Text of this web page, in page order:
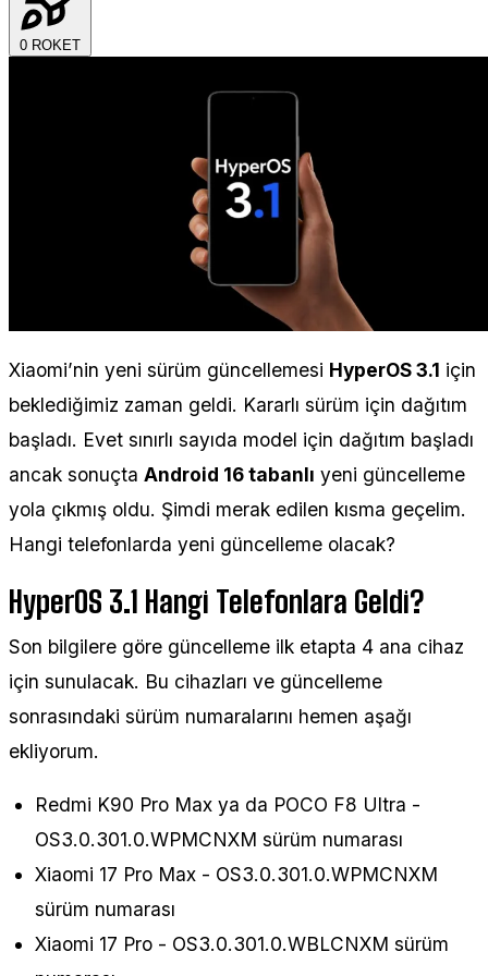
0 ROKET
Xiaomi’nin yeni sürüm güncellemesi HyperOS 3.1 için
beklediğimiz zaman geldi. Kararlı sürüm için dağıtım
başladı. Evet sınırlı sayıda model için dağıtım başladı
ancak sonuçta Android 16 tabanlı yeni güncelleme
yola çıkmış oldu. Şimdi merak edilen kısma geçelim.
Hangi telefonlarda yeni güncelleme olacak?
HyperOS 3.1 Hangi Telefonlara Geldi?
Son bilgilere göre güncelleme ilk etapta 4 ana cihaz
için sunulacak. Bu cihazları ve güncelleme
sonrasındaki sürüm numaralarını hemen aşağı
ekliyorum.
Redmi K90 Pro Max ya da POCO F8 Ultra -
OS3.0.301.0.WPMCNXM sürüm numarası
Xiaomi 17 Pro Max - OS3.0.301.0.WPMCNXM
sürüm numarası
Xiaomi 17 Pro - OS3.0.301.0.WBLCNXM sürüm